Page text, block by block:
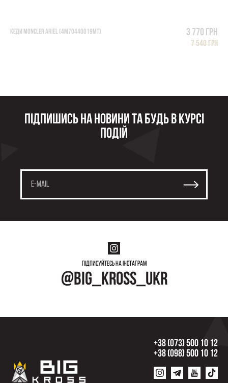
КЕДИ MONCLER ARIEL (4M70440019MT) 3 770 грн
7 540 грн
Підпишись на новини та будь в курсі
подій
Підписуйтесь на інстаграм
@big_kross_ukr
+38 (073) 500 10 12
+38 (098) 500 10 12